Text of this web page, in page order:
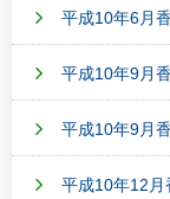
平成10年6月
平成10年9月
平成10年9月
平成10年12